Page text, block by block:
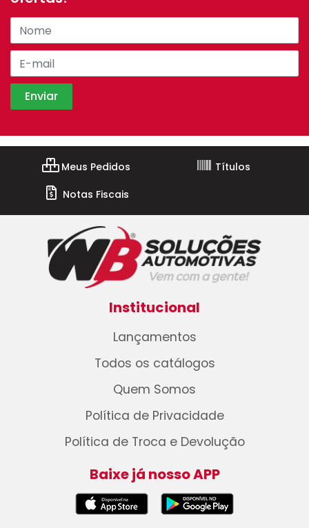
Meus Pedidos
Títulos
Notas Fiscais
Institucional
Lançamentos
Todos os catálogos
Quem Somos
Política de Privacidade
Política de Troca e Devolução
Baixe já nosso APP